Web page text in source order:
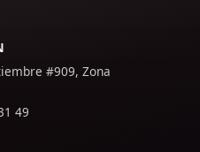
#909, Zona
49